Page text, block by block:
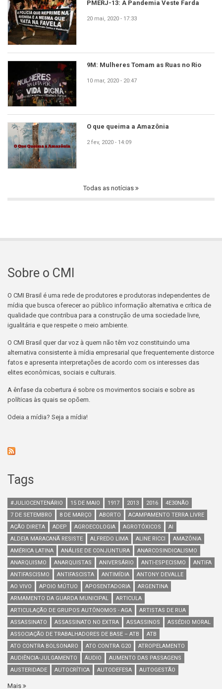
PMERJ-13: A Pandemia Veste Farda
20 mai, 2020 - 17:33
9M: Mulheres Tomam as Ruas no Rio
10 mar, 2020 - 20:47
O que queima a Amazônia
2 fev, 2020 - 14:09
Todas as notícias
Sobre o CMI
O CMI Brasil é uma rede de produtores e produtoras independentes de
mídia que busca oferecer ao público informação alternativa e crítica de
qualidade que contribua para a construção de uma sociedade livre,
igualitária e que respeite o meio ambiente.
O CMI Brasil quer dar voz à quem não têm voz constituindo uma
alternativa consistente à mídia empresarial que frequentemente distorce
fatos e apresenta interpretações de acordo com os interesses das
elites econômicas, sociais e culturais.
A ênfase da cobertura é sobre os movimentos sociais e sobre as
políticas às quais se opõem.
Odeia a mídia? Seja a mídia!
Tags
#JULIOCENTENÁRIO 15 DE MAIO 1917 2013 2016
4E30NÃO
7 DE SETEMBRO
8 DE MARÇO ABORTO
ACAMPAMENTO TERRA LIVRE
AÇÃO DIRETA
ADEP AGROECOLOGIA AGROTÓXICOS
AI
ALDEIA MARACANÃ RESISTE
ALFREDO LIMA ALINE RICCI
AMAZÔNIA
AMÉRICA LATINA
ANÁLISE DE CONJUNTURA
ANARCOSINDICALISMO
ANARQUISMO
ANARQUISTAS ANIVERSÁRIO ANTI-ESPECISMO
ANTIFA
ANTIFASCISMO
ANTIFASCISTA ANTIMÍDIA
ANTONY DEVALLE
AO VIVO
APOIO MÚTUO APOSENTADORIA
ARGENTINA
ARMAMENTO DA GUARDA MUNICIPAL
ARTICULA
ARTICULAÇÃO DE GRUPOS AUTÔNOMOS - AGA
ARTISTAS DE RUA
ASSASSINATO
ASSASSINATO NO EXTRA ASSASSINOS
ASSÉDIO MORAL
ASSOCIAÇÃO DE TRABALHADORES DE BASE – ATB
ATB
ATO CONTRA BOLSONARO
ATO CONTRA G20
ATROPELAMENTO
AUDIÊNCIA-JULGAMENTO
ÁUDIO
AUMENTO DAS PASSAGENS
AUSTERIDADE
AUTOCRÍTICA AUTODEFESA AUTOGESTÃO
Mais